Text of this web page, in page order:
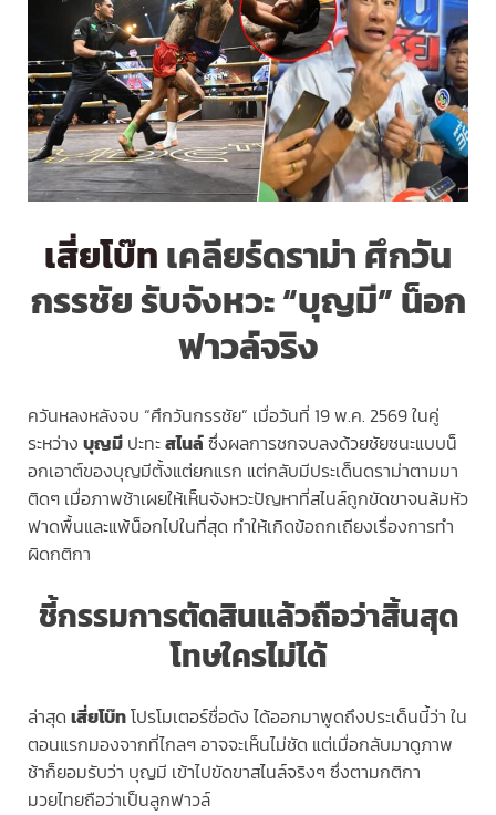
เสี่ยโบ๊ทเคลียร์ดราม่า ศึกวัน
กรรชัย รับจังหวะ “บุญมี” น็อก
ฟาวล์จริง
ควันหลงหลังจบ “ศึกวันกรรชัย” เมื่อวันที่ 19 พ.ค. 2569 ในคู่
ระหว่าง บุญมี ปะทะสไนล์ซึ่งผลการชกจบลงด้วยชัยชนะแบบน็
อกเอาต์ของบุญมีตั้งแต่ยกแรก แต่กลับมีประเด็นดราม่าตามมา
ติดๆ เมื่อภาพช้าเผยให้เห็นจังหวะปัญหาที่สไนล์ถูกขัดขาจนล้มหัว
ฟาดพื้นและแพ้น็อกไปในที่สุด ทำให้เกิดข้อถกเถียงเรื่องการทำ
ผิดกติกา
ชี้กรรมการตัดสินแล้วถือว่าสิ้นสุด
โทษใครไม่ได้
ล่าสุด เสี่ยโบ๊ทโปรโมเตอร์ชื่อดัง ได้ออกมาพูดถึงประเด็นนี้ว่า ใน
ตอนแรกมองจากที่ไกลๆ อาจจะเห็นไม่ชัด แต่เมื่อกลับมาดูภาพ
ช้าก็ยอมรับว่า บุญมี เข้าไปขัดขาสไนล์จริงๆ ซึ่งตามกติกา
มวยไทยถือว่าเป็นลูกฟาวล์